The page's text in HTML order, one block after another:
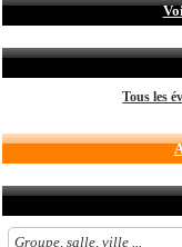
Tous les